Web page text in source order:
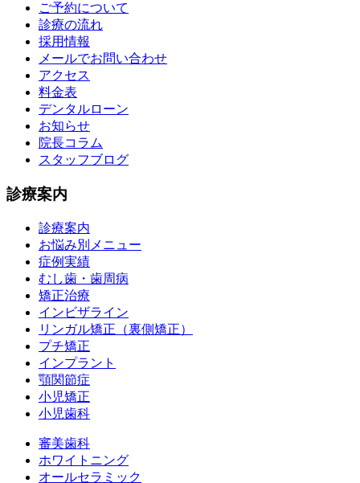
ご予約について
診療の流れ
採用情報
メールでお問い合わせ
アクセス
料金表
デンタルローン
お知らせ
院長コラム
スタッフブログ
診療案内
診療案内
お悩み別メニュー
症例実績
むし歯・歯周病
矯正治療
インビザライン
リンガル矯正（裏側矯正）
プチ矯正
インプラント
顎関節症
小児矯正
小児歯科
審美歯科
ホワイトニング
オールセラミック